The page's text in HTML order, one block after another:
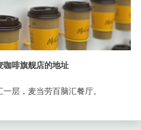
咖啡旗舰店的地址
层，麦当劳百脑汇餐厅。